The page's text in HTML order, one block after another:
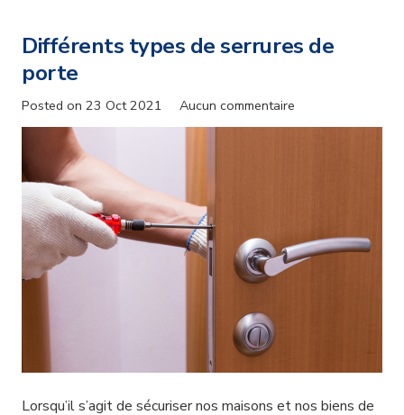
Différents types de serrures de
porte
Posted on 23 Oct 2021 Aucun commentaire
Lorsqu’il s’agit de sécuriser nos maisons et nos biens de